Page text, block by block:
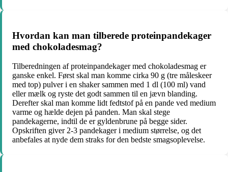
Hvordan kan man tilberede proteinpandekager
med chokoladesmag?
Tilberedningen af proteinpandekager med chokoladesmag er
ganske enkel. Først skal man komme cirka 90 g (tre måleskeer
med top) pulver i en shaker sammen med 1 dl (100 ml) vand
eller mælk og ryste det godt sammen til en jævn blanding.
Derefter skal man komme lidt fedtstof på en pande ved medium
varme og hælde dejen på panden. Man skal stege
pandekagerne, indtil de er gyldenbrune på begge sider.
Opskriften giver 2-3 pandekager i medium størrelse, og det
anbefales at nyde dem straks for den bedste smagsoplevelse.